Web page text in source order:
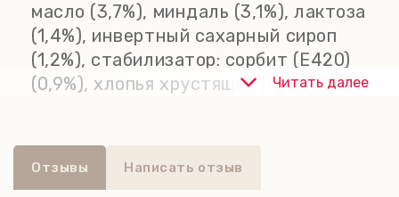
масло (3,7%), миндаль (3,1%), лактоза
(1,4%), инвертный сахарный сироп
(1,2%), стабилизатор: сорбит (Е420)
(0,9%), хлопья хрустящие (0,7%)
(0,6%), эмульгатор: соевый лецитин
Читать далее
Отзывы Написать отзыв